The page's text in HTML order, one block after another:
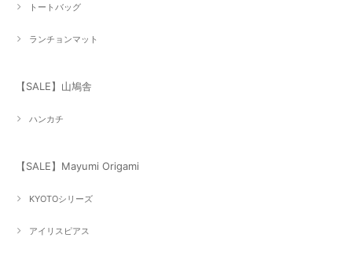
トートバッグ
ランチョンマット
【SALE】山鳩舎
ハンカチ
【SALE】Mayumi Origami
KYOTOシリーズ
アイリスピアス